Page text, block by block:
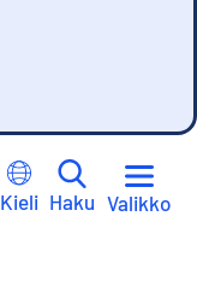
Kieli Haku Valikko